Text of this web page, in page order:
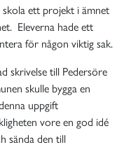
ett projekt i ämnet
Eleverna hade ett
för någon viktig sak.
skrivelse till Pedersöre
skulle bygga en
uppgift
vore en god idé
sända den till